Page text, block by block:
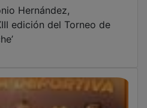
Hernández,
edición del Torneo de